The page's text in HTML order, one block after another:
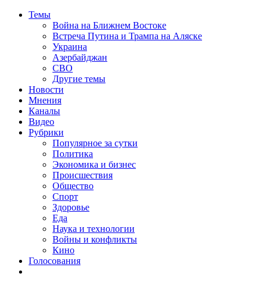
Темы
Война на Ближнем Востоке
Встреча Путина и Трампа на Аляске
Украина
Азербайджан
СВО
Другие темы
Новости
Мнения
Каналы
Видео
Рубрики
Популярное за сутки
Политика
Экономика и бизнес
Происшествия
Общество
Спорт
Здоровье
Еда
Наука и технологии
Войны и конфликты
Кино
Голосования